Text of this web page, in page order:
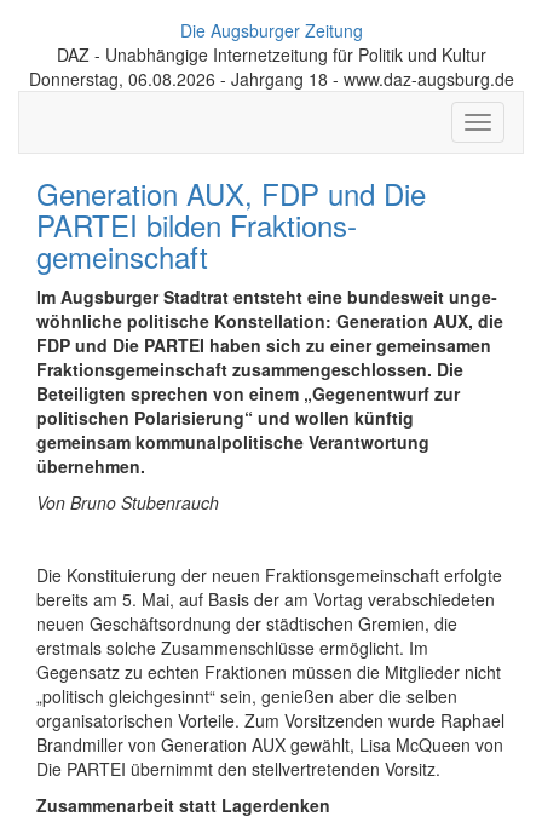
Die Augsburger Zeitung
DAZ - Unabhängige Internetzeitung für Politik und Kultur
Donnerstag, 06.08.2026 - Jahrgang 18 - www.daz-augsburg.de
Toggle
Generation AUX, FDP und Die
PARTEI bilden Fraktions­
gemeinschaft
Im Augsburger Stadtrat entsteht eine bundes­weit unge­
wöhn­liche politi­sche Kon­stella­tion: Generation AUX, die
FDP und Die PARTEI haben sich zu einer gemein­samen
Frak­tions­gemein­schaft zusammen­ge­schlossen. Die
Betei­ligten sprechen von einem „Gegen­entwurf zur
politi­schen Polari­sierung“ und wollen künftig
gemeinsam kommunal­politi­sche Ver­ant­wortung
übernehmen.
Von Bruno Stubenrauch
Die Konstituierung der neuen Frak­tions­gemein­schaft erfolgte
bereits am 5. Mai, auf Basis der am Vortag verab­schie­deten
neuen Geschäfts­ordnung der städti­schen Gremien, die
erstmals solche Zusammen­schlüsse er­möglicht. Im
Gegensatz zu echten Frak­tionen müssen die Mitglieder nicht
„politisch gleich­gesinnt“ sein, genießen aber die selben
organi­sa­tori­schen Vorteile. Zum Vorsitzenden wurde Raphael
Brandmiller von Generation AUX gewählt, Lisa McQueen von
Die PARTEI übernimmt den stellvertretenden Vorsitz.
Zusammenarbeit statt Lagerdenken